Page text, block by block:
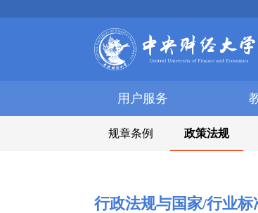
用户服务
规章条例 政策法规
行政法规与国家/行业标